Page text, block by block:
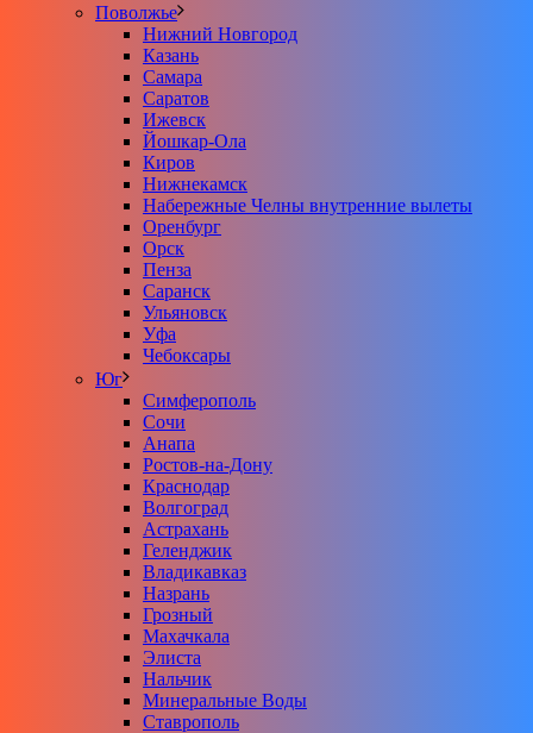
Поволжье
Нижний Новгород
Казань
Самара
Саратов
Ижевск
Йошкар-Ола
Киров
Нижнекамск
Набережные Челны внутренние вылеты
Оренбург
Орск
Пенза
Саранск
Ульяновск
Уфа
Чебоксары
Юг
Симферополь
Сочи
Анапа
Ростов-на-Дону
Краснодар
Волгоград
Астрахань
Геленджик
Владикавказ
Назрань
Грозный
Махачкала
Элиста
Нальчик
Минеральные Воды
Ставрополь